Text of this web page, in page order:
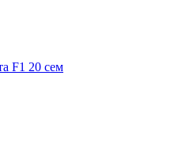
F1 20 сем